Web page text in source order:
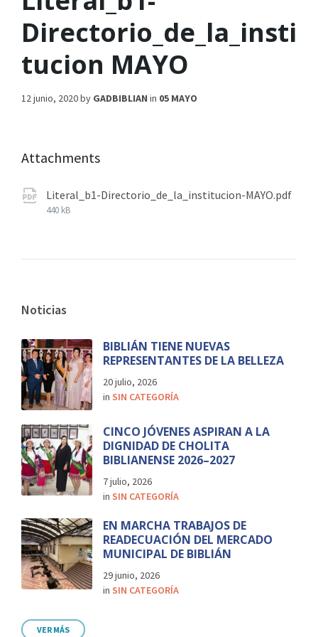
Directorio_de_la_insti
tucion MAYO
12 junio, 2020by GADBIBLIAN in 05 MAYO
Attachments
Literal_b1-Directorio_de_la_institucion-MAYO.pdf
440 kB
Noticias
BIBLIÁN TIENE NUEVAS
REPRESENTANTES DE LA BELLEZA
20 julio, 2026
in SIN CATEGORÍA
CINCO JÓVENES ASPIRAN A LA
DIGNIDAD DE CHOLITA
BIBLIANENSE 2026–2027
7 julio, 2026
in SIN CATEGORÍA
EN MARCHA TRABAJOS DE
READECUACIÓN DEL MERCADO
MUNICIPAL DE BIBLIÁN
29 junio, 2026
in SIN CATEGORÍA
VER MÁS